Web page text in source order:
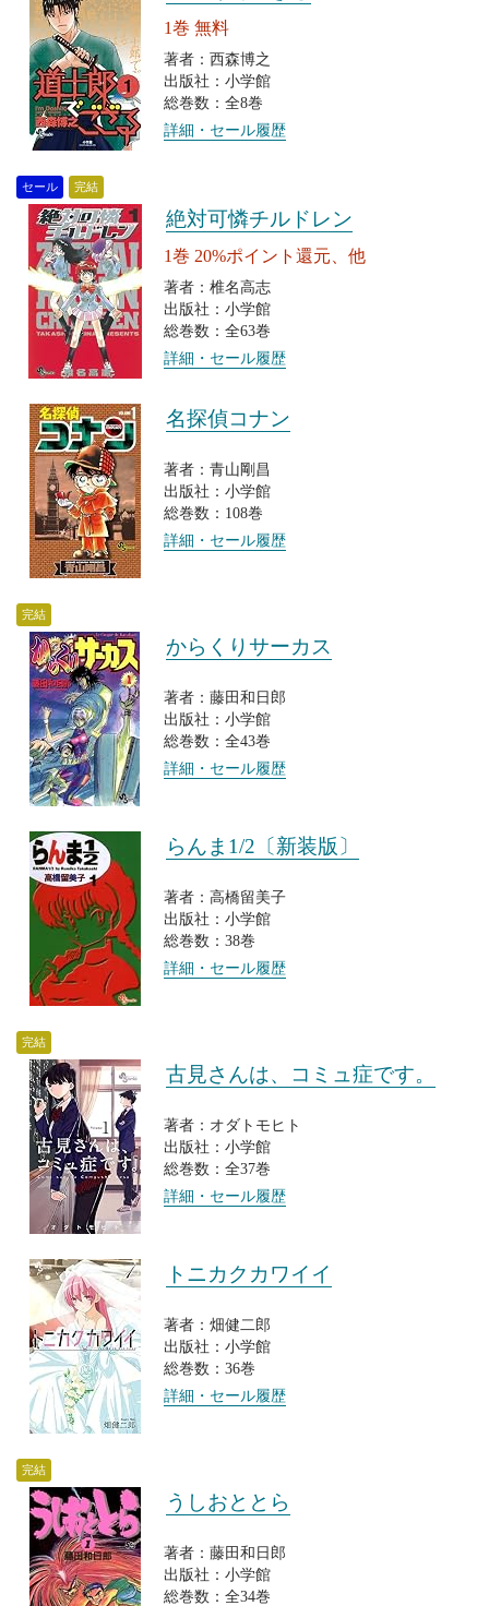
1巻 無料
著者：西森博之
出版社：小学館
総巻数：全8巻
詳細・セール履歴
セール 完結
絶対可憐チルドレン
1巻 20%ポイント還元、他
著者：椎名高志
出版社：小学館
総巻数：全63巻
詳細・セール履歴
名探偵コナン
著者：青山剛昌
出版社：小学館
総巻数：108巻
詳細・セール履歴
完結
からくりサーカス
著者：藤田和日郎
出版社：小学館
総巻数：全43巻
詳細・セール履歴
らんま1/2〔新装版〕
著者：高橋留美子
出版社：小学館
総巻数：38巻
詳細・セール履歴
完結
古見さんは、コミュ症です。
著者：オダトモヒト
出版社：小学館
総巻数：全37巻
詳細・セール履歴
トニカクカワイイ
著者：畑健二郎
出版社：小学館
総巻数：36巻
詳細・セール履歴
完結
うしおととら
著者：藤田和日郎
出版社：小学館
総巻数：全34巻